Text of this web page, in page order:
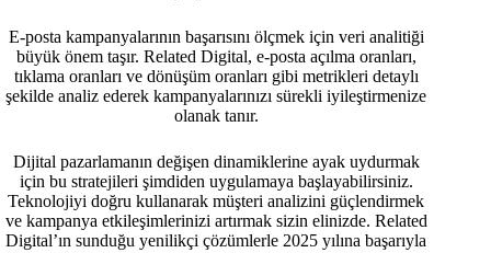
E-posta kampanyalarının başarısını ölçmek için veri analitiği
büyük önem taşır. Related Digital, e-posta açılma oranları,
tıklama oranları ve dönüşüm oranları gibi metrikleri detaylı
şekilde analiz ederek kampanyalarınızı sürekli iyileştirmenize
olanak tanır.
Dijital pazarlamanın değişen dinamiklerine ayak uydurmak
için bu stratejileri şimdiden uygulamaya başlayabilirsiniz.
Teknolojiyi doğru kullanarak müşteri analizini güçlendirmek
ve kampanya etkileşimlerinizi artırmak sizin elinizde. Related
Digital’ın sunduğu yenilikçi çözümlerle 2025 yılına başarıyla